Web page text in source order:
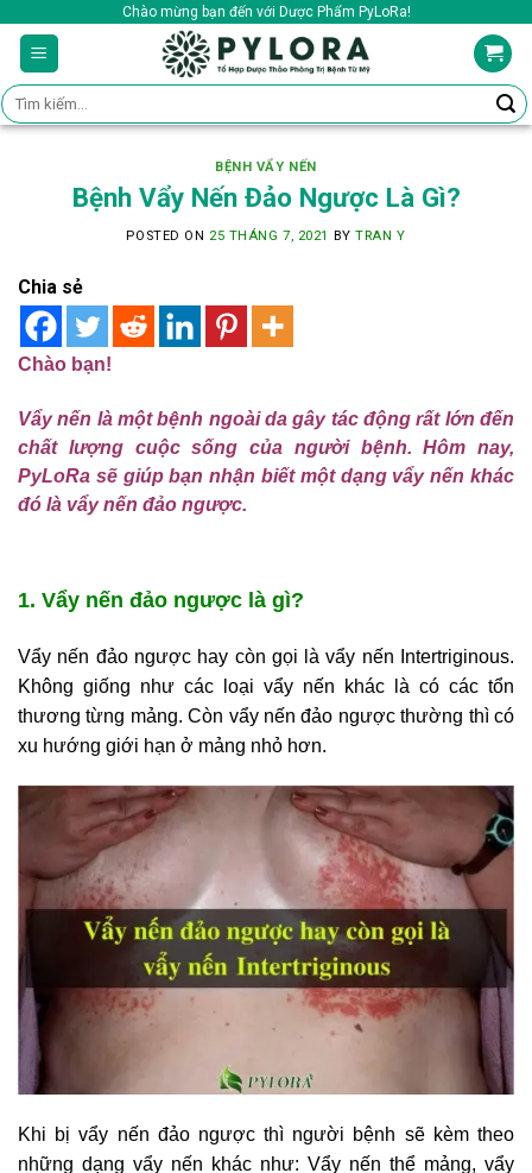
content
Chào mừng bạn đến với Dược Phẩm PyLoRa!
Tìm
kiếm:
BỆNH VẨY NẾN
Bệnh Vẩy Nến Đảo Ngược Là Gì?
POSTED ON 25 THÁNG 7, 2021 BYTRAN Y
Chia sẻ
Chào bạn!
Vẩy nến là một bệnh ngoài da gây tác động rất lớn đến
chất lượng cuộc sống của người bệnh. Hôm nay,
PyLoRa sẽ giúp bạn nhận biết một dạng vẩy nến khác
đó là vẩy nến đảo ngược.
1. Vẩy nến đảo ngược là gì?
Vẩy nến đảo ngược hay còn gọi là vẩy nến Intertriginous.
Không giống như các loại vẩy nến khác là có các tổn
thương từng mảng. Còn vẩy nến đảo ngược thường thì có
xu hướng giới hạn ở mảng nhỏ hơn.
Khi bị vẩy nến đảo ngược thì người bệnh sẽ kèm theo
những dạng vẩy nến khác như: Vẩy nến thể mảng, vẩy